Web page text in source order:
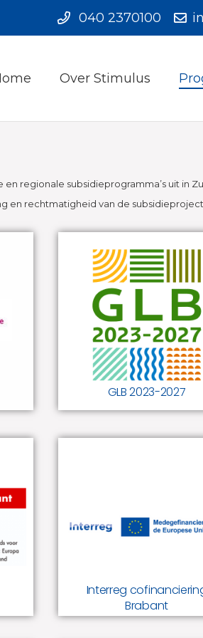
040 2370100
Over Stimulus
regionale subsidieprogramma’s uit in
en rechtmatigheid van de
GLB 2023-2027
GLB 2023-2027
Europees programma voor
toekomstbestendige
landbouw. Stimulus voert de
regelingen (ook LEADER) uit
voor de provincie Noord-
Brabant, Gelderland en
Limburg.
Interreg
Brabant
Brabant